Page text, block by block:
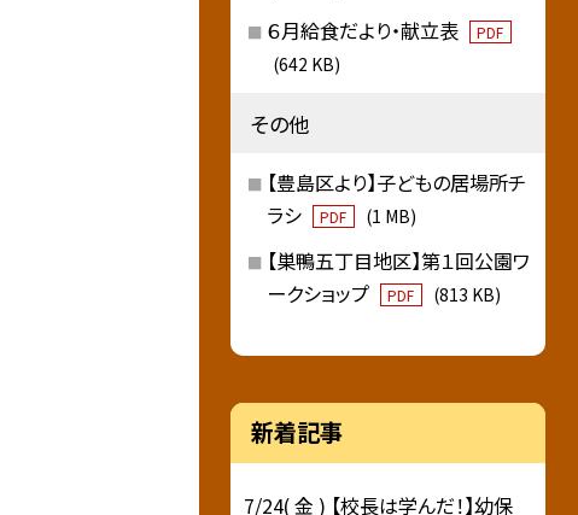
６月給食だより・献立表 PDF
(642 KB)
その他
【豊島区より】子どもの居場所チ
ラシ
PDF (1 MB)
【巣鴨五丁目地区】第１回公園ワ
ークショップ
PDF (813 KB)
新着記事
7/24( 金 ) 【校長は学んだ！】幼保